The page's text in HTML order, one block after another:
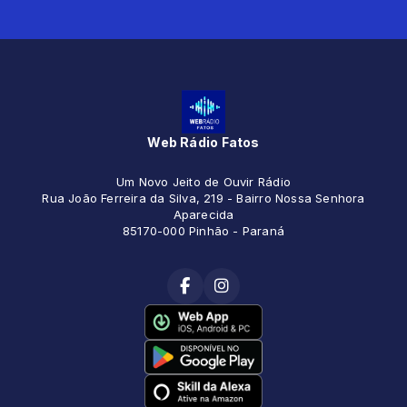
Web Rádio Fatos
Um Novo Jeito de Ouvir Rádio
Rua João Ferreira da Silva, 219 - Bairro Nossa Senhora
Aparecida
85170-000 Pinhão - Paraná